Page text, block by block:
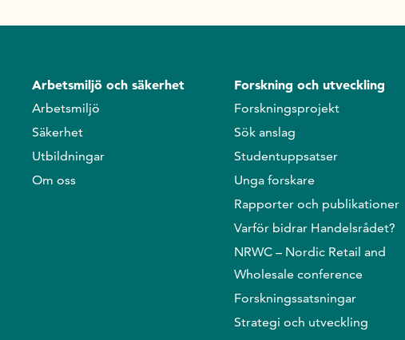
Arbetsmiljö och säkerhet
Arbetsmiljö
Säkerhet
Utbildningar
Om oss
Forskning och utveckling
Forskningsprojekt
Sök anslag
Studentuppsatser
Unga forskare
Rapporter och publikationer
Varför bidrar Handelsrådet?
NRWC – Nordic Retail and
Wholesale conference
Forskningssatsningar
Strategi och utveckling